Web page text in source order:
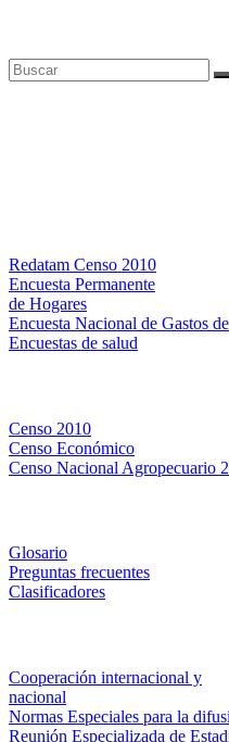
Redatam Censo 2010
Encuesta Permanente
de Hogares
Encuesta Nacional de Gastos
Encuestas de salud
Censo 2010
Censo Económico
Censo Nacional Agropecuario
Glosario
Preguntas frecuentes
Clasificadores
Cooperación internacional y
nacional
Normas Especiales para la
Reunión Especializada de